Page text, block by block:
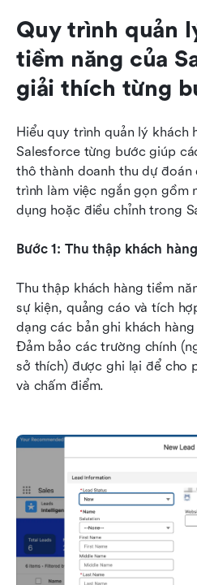
Quy trình quản
tiềm năng của
giải thích từng
Hiểu quy trình quản lý khách
Salesforce từng bước giúp
thô thành doanh thu dự
trình làm việc ngắn gọn gồm
dụng hoặc điều chỉnh trong
Bước 1: Thu thập khách
Thu thập khách hàng tiềm
sự kiện, quảng cáo và tích
dạng các bản ghi khách
Đảm bảo các trường chính
sở thích) được ghi lại để cho
và chấm điểm.